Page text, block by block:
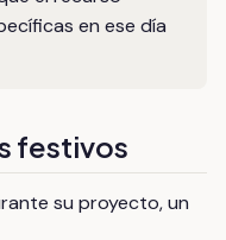
en ese día
festivos
su proyecto, un